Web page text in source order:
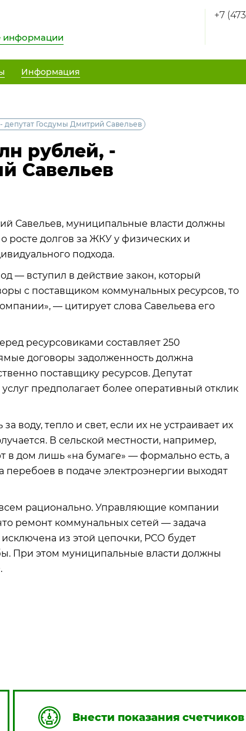
информации
+7
Информация
Госдумы Дмитрий Савельев
рублей, -
Савельев
Савельев, муниципальные власти должны
росте долгов за ЖКУ у физических и
подхода.
— вступил в действие закон, который
с поставщиком коммунальных ресурсов, то
— цитирует слова Савельева его
ресурсовиками составляет 250
договоры задолженность должна
поставщику ресурсов. Депутат
предполагает более оперативный отклик
воду, тепло и свет, если их не устраивает их
В сельской местности, например,
в дом лишь «на бумаге» — формально есть, а
перебоев в подаче электроэнергии выходят
рационально. Управляющие компании
ремонт коммунальных сетей — задача
из этой цепочки, РСО будет
При этом муниципальные власти должны
Внести показания счетчиков